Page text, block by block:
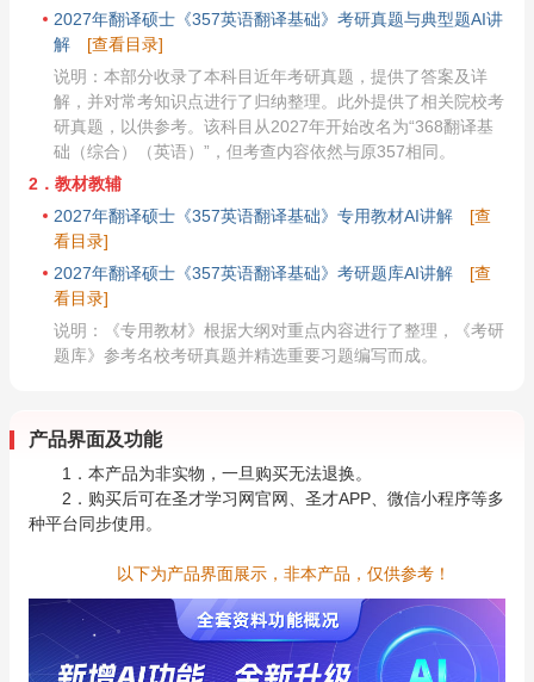
2027年翻译硕士《357英语翻译基础》考研真题与典型题AI讲
解
[查看目录]
说明：本部分收录了本科目近年考研真题，提供了答案及详
解，并对常考知识点进行了归纳整理。此外提供了相关院校考
研真题，以供参考。该科目从2027年开始改名为“368翻译基
础（综合）（英语）”，但考查内容依然与原357相同。
2．教材教辅
2027年翻译硕士《357英语翻译基础》专用教材AI讲解
[查
看目录]
2027年翻译硕士《357英语翻译基础》考研题库AI讲解
[查
看目录]
说明：《专用教材》根据大纲对重点内容进行了整理，《考研
题库》参考名校考研真题并精选重要习题编写而成。
产品界面及功能
1．本产品为非实物，一旦购买无法退换。
2．购买后可在圣才学习网官网、圣才APP、微信小程序等多
种平台同步使用。
以下为产品界面展示，非本产品，仅供参考！